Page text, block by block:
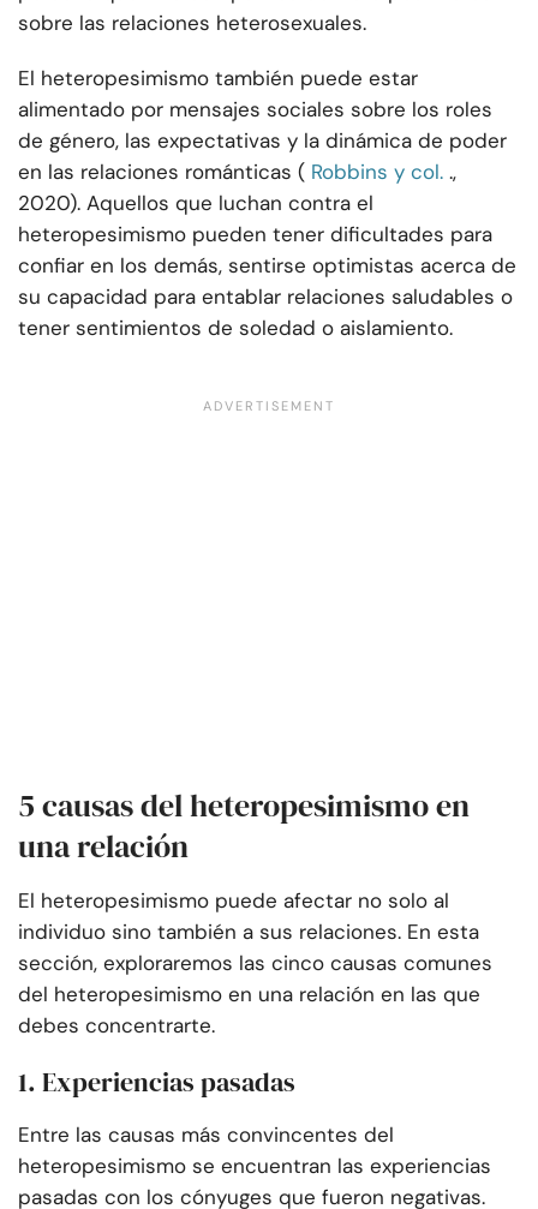
sobre las relaciones heterosexuales.
El heteropesimismo también puede estar
alimentado por mensajes sociales sobre los roles
de género, las expectativas y la dinámica de poder
en las relaciones románticas ( Robbins y col. .,
2020). Aquellos que luchan contra el
heteropesimismo pueden tener dificultades para
confiar en los demás, sentirse optimistas acerca de
su capacidad para entablar relaciones saludables o
tener sentimientos de soledad o aislamiento.
5 causas del heteropesimismo en
una relación
El heteropesimismo puede afectar no solo al
individuo sino también a sus relaciones. En esta
sección, exploraremos las cinco causas comunes
del heteropesimismo en una relación en las que
debes concentrarte.
1. Experiencias pasadas
Entre las causas más convincentes del
heteropesimismo se encuentran las experiencias
pasadas con los cónyuges que fueron negativas.